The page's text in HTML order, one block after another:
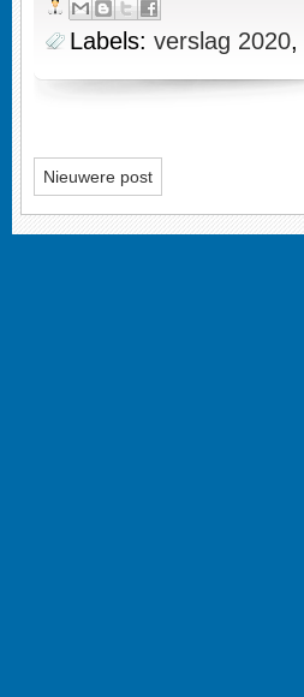
Labels: verslag 2020,
Nieuwere post